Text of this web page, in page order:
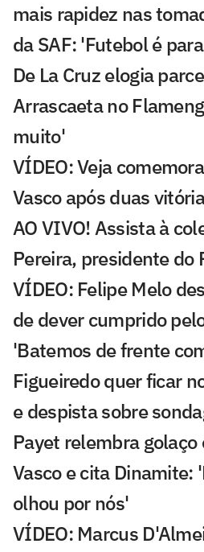
mais rapidez nas
da SAF: 'Futebol é
De La Cruz elogia
Arrascaeta no
muito'
VÍDEO: Veja
Vasco após duas
AO VIVO! Assista à
Pereira, presidente do
VÍDEO: Felipe Melo
de dever cumprido
'Batemos de frente
Figueiredo quer ficar
e despista sobre
Payet relembra
Vasco e cita Dinamite:
olhou por nós'
VÍDEO: Marcus